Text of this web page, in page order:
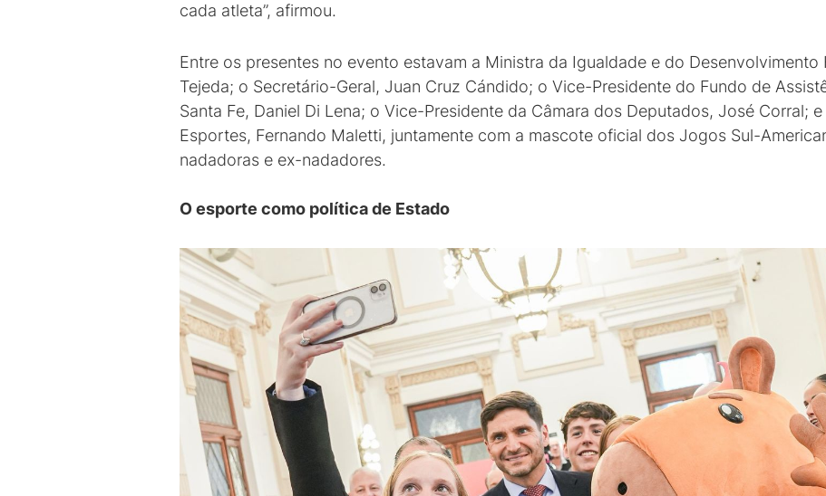
cada atleta”, afirmou.
Entre os presentes no evento estavam a Ministra da Igualdade e do Desenvolvimento
Tejeda; o Secretário-Geral, Juan Cruz Cándido; o Vice-Presidente do Fundo de
Santa Fe, Daniel Di Lena; o Vice-Presidente da Câmara dos Deputados, José Corral;
Esportes, Fernando Maletti, juntamente com a mascote oficial dos Jogos Sul-
nadadoras e ex-nadadores.
O esporte como política de Estado